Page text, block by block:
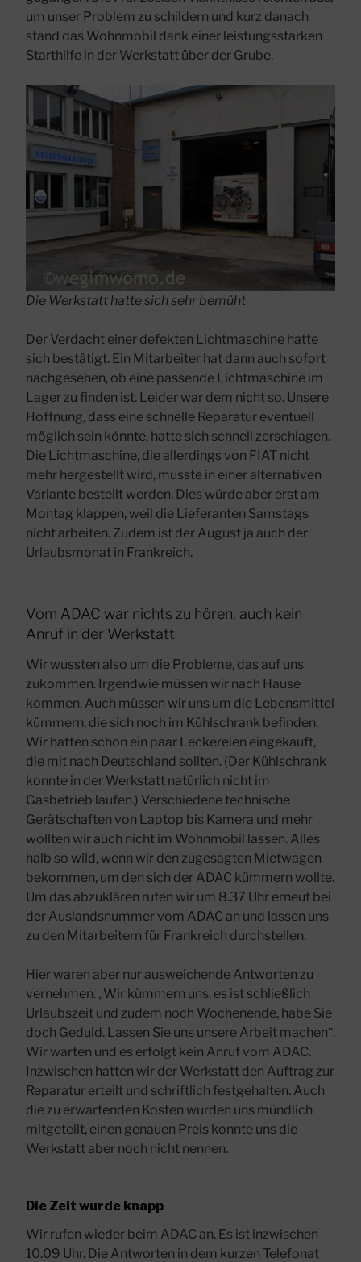
um unser Problem zu schildern und kurz danach
stand das Wohnmobil dank einer leistungsstarken
Starthilfe in der Werkstatt über der Grube.
Die Werkstatt hatte sich sehr bemüht
Der Verdacht einer defekten Lichtmaschine hatte
sich bestätigt. Ein Mitarbeiter hat dann auch sofort
nachgesehen, ob eine passende Lichtmaschine im
Lager zu finden ist. Leider war dem nicht so. Unsere
Hoffnung, dass eine schnelle Reparatur eventuell
möglich sein könnte, hatte sich schnell zerschlagen.
Die Lichtmaschine, die allerdings von FIAT nicht
mehr hergestellt wird, musste in einer alternativen
Variante bestellt werden. Dies würde aber erst am
Montag klappen, weil die Lieferanten Samstags
nicht arbeiten. Zudem ist der August ja auch der
Urlaubsmonat in Frankreich.
Vom ADAC war nichts zu hören, auch kein
Anruf in der Werkstatt
Wir wussten also um die Probleme, das auf uns
zukommen. Irgendwie müssen wir nach Hause
kommen. Auch müssen wir uns um die Lebensmittel
kümmern, die sich noch im Kühlschrank befinden.
Wir hatten schon ein paar Leckereien eingekauft,
die mit nach Deutschland sollten. (Der Kühlschrank
konnte in der Werkstatt natürlich nicht im
Gasbetrieb laufen.) Verschiedene technische
Gerätschaften von Laptop bis Kamera und mehr
wollten wir auch nicht im Wohnmobil lassen. Alles
halb so wild, wenn wir den zugesagten Mietwagen
bekommen, um den sich der ADAC kümmern wollte.
Um das abzuklären rufen wir um 8.37 Uhr erneut bei
der Auslandsnummer vom ADAC an und lassen uns
zu den Mitarbeitern für Frankreich durchstellen.
Hier waren aber nur ausweichende Antworten zu
vernehmen. „Wir kümmern uns, es ist schließlich
Urlaubszeit und zudem noch Wochenende, habe Sie
doch Geduld. Lassen Sie uns unsere Arbeit machen“.
Wir warten und es erfolgt kein Anruf vom ADAC.
Inzwischen hatten wir der Werkstatt den Auftrag zur
Reparatur erteilt und schriftlich festgehalten. Auch
die zu erwartenden Kosten wurden uns mündlich
mitgeteilt, einen genauen Preis konnte uns die
Werkstatt aber noch nicht nennen.
Die Zeit wurde knapp
Wir rufen wieder beim ADAC an. Es ist inzwischen
10.09 Uhr. Die Antworten in dem kurzen Telefonat